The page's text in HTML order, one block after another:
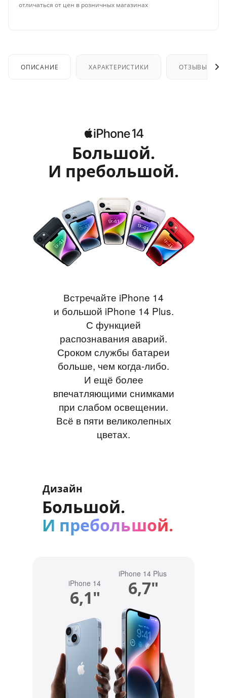
отличаться от цен в розничных магазинах
ОПИСАНИЕ ХАРАКТЕРИСТИКИ ОТЗЫВЫ
Большой.
И пребольшой.
Встречайте iPhone 14
и большой iPhone 14 Plus.
С функцией
распознавания аварий.
Сроком службы батареи
больше, чем когда-либо.
И ещё более
впечатляющими снимками
при слабом освещении.
Всё в пяти великолепных
цветах.
Дизайн
Большой.
И пребольшой.
iPhone 14
6,1"
iPhone 14 Plus
6,7"